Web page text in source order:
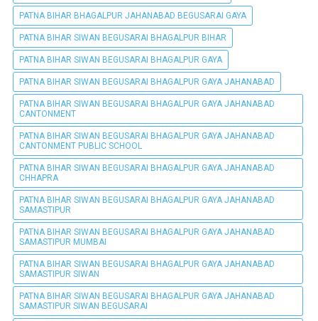
PATNA BIHAR BHAGALPUR JAHANABAD BEGUSARAI GAYA
PATNA BIHAR SIWAN BEGUSARAI BHAGALPUR BIHAR
PATNA BIHAR SIWAN BEGUSARAI BHAGALPUR GAYA
PATNA BIHAR SIWAN BEGUSARAI BHAGALPUR GAYA JAHANABAD
PATNA BIHAR SIWAN BEGUSARAI BHAGALPUR GAYA JAHANABAD
CANTONMENT
PATNA BIHAR SIWAN BEGUSARAI BHAGALPUR GAYA JAHANABAD
CANTONMENT PUBLIC SCHOOL
PATNA BIHAR SIWAN BEGUSARAI BHAGALPUR GAYA JAHANABAD
CHHAPRA
PATNA BIHAR SIWAN BEGUSARAI BHAGALPUR GAYA JAHANABAD
SAMASTIPUR
PATNA BIHAR SIWAN BEGUSARAI BHAGALPUR GAYA JAHANABAD
SAMASTIPUR MUMBAI
PATNA BIHAR SIWAN BEGUSARAI BHAGALPUR GAYA JAHANABAD
SAMASTIPUR SIWAN
PATNA BIHAR SIWAN BEGUSARAI BHAGALPUR GAYA JAHANABAD
SAMASTIPUR SIWAN BEGUSARAI